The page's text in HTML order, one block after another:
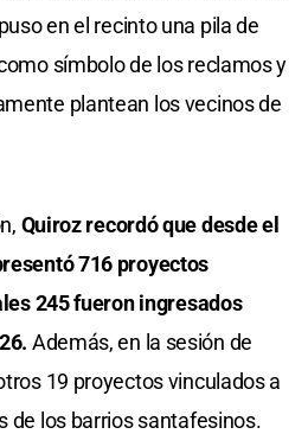
en el recinto una pila de
símbolo de los reclamos y
plantean los vecinos de
Quiroz recordó que desde el
716 proyectos
245 fueron ingresados
Además, en la sesión de
19 proyectos vinculados a
de los barrios santafesinos.